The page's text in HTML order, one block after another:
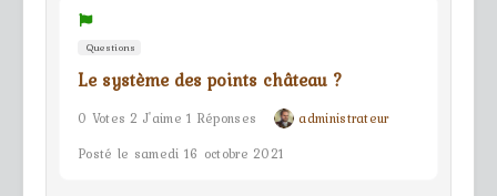
Questions
Le système des points château ?
0 Votes 2 J'aime 1 Réponses
administrateur
Posté le samedi 16 octobre 2021